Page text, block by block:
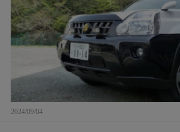
2024/09/04